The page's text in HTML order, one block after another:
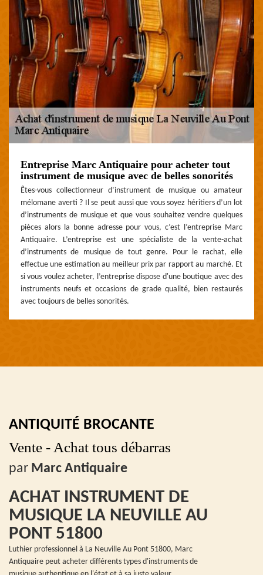
Entreprise Marc Antiquaire pour acheter tout
instrument de musique avec de belles sonorités
Êtes-vous collectionneur d’instrument de musique ou amateur
mélomane averti ? Il se peut aussi que vous soyez héritiers d’un lot
d’instruments de musique et que vous souhaitez vendre quelques
pièces alors la bonne adresse pour vous, c’est l’entreprise Marc
Antiquaire. L’entreprise est une spécialiste de la vente-achat
d’instruments de musique de tout genre. Pour le rachat, elle
effectue une estimation au meilleur prix par rapport au marché. Et
si vous voulez acheter, l’entreprise dispose d'une boutique avec des
instruments neufs et occasions de grade qualité, bien restaurés
avec toujours de belles sonorités.
ANTIQUITÉ BROCANTE
Vente - Achat tous débarras
par Marc Antiquaire
ACHAT INSTRUMENT DE
MUSIQUE LA NEUVILLE AU
PONT 51800
Luthier professionnel à La Neuville Au Pont 51800, Marc
Antiquaire peut acheter différents types d'instruments de